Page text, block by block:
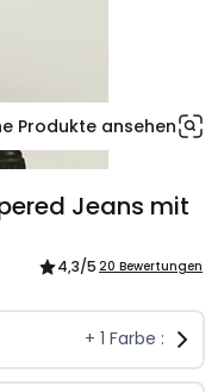
Produkte ansehen
Jeans mit
4,3/5 20 Bewertungen
+ 1 Farbe :